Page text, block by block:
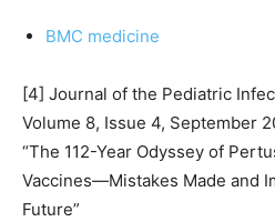
BMC medicine
[4] Journal of the Pediatric
Volume 8, Issue 4, September
“The 112-Year Odyssey of
Vaccines—Mistakes Made and
Future”